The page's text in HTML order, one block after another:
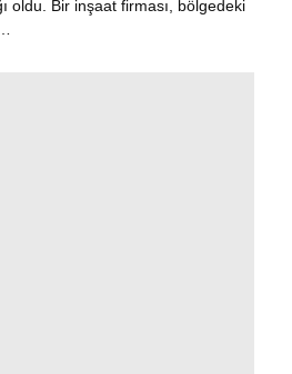
oldu. Bir inşaat firması, bölgedeki